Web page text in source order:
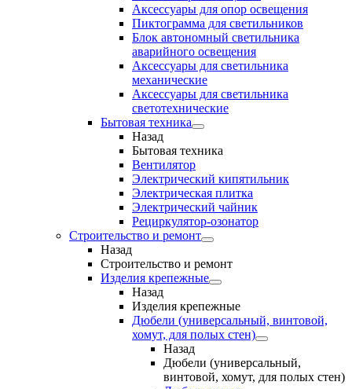
Аксессуары для опор освещения
Пиктограмма для светильников
Блок автономный светильника
аварийного освещения
Аксессуары для светильника
механические
Аксессуары для светильника
светотехнические
Бытовая техника
Назад
Бытовая техника
Вентилятор
Электрический кипятильник
Электрическая плитка
Электрический чайник
Рециркулятор-озонатор
Строительство и ремонт
Назад
Строительство и ремонт
Изделия крепежные
Назад
Изделия крепежные
Дюбели (универсальный, винтовой,
хомут, для полых стен)
Назад
Дюбели (универсальный,
винтовой, хомут, для полых стен)